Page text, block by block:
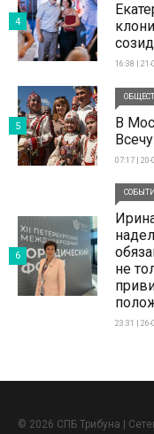
16:38 | 21-
4
В
07:17 | 20-
5
не
23:31 | 26-
6
© 2026 СПБ Трибуна |